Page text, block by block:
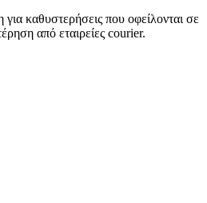
καθυστερήσεις που οφείλονται σε
από εταιρείες courier.